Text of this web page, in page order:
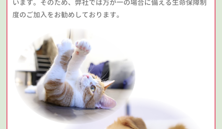
います。そのため、弊社では万が一の場合に備える生命保障制
度のご加入をお勧めしております。